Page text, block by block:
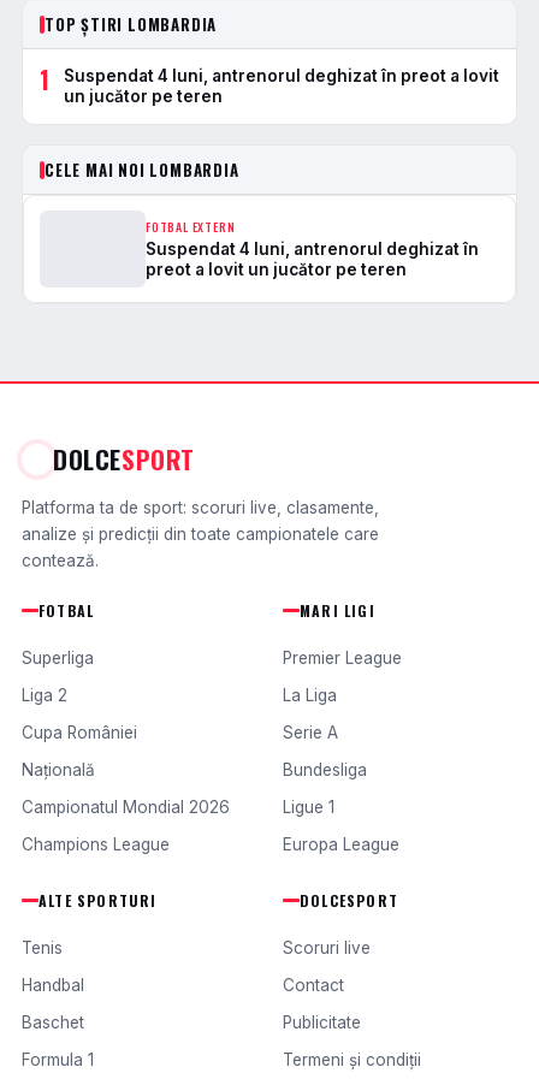
TOP ȘTIRI LOMBARDIA
1
Suspendat 4 luni, antrenorul deghizat în preot a lovit
un jucător pe teren
CELE MAI NOI LOMBARDIA
FOTBAL EXTERN
Suspendat 4 luni, antrenorul deghizat în
preot a lovit un jucător pe teren
DOLCESPORT
Platforma ta de sport: scoruri live, clasamente,
analize și predicții din toate campionatele care
contează.
FOTBAL
Superliga
Liga 2
Cupa României
Națională
Campionatul Mondial 2026
Champions League
MARI LIGI
Premier League
La Liga
Serie A
Bundesliga
Ligue 1
Europa League
ALTE SPORTURI
Tenis
Handbal
Baschet
Formula 1
DOLCESPORT
Scoruri live
Contact
Publicitate
Termeni și condiții